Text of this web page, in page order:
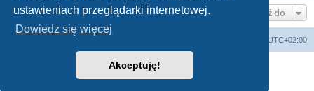
ustawieniach przeglądarki internetowej.
Dowiedz się więcej
Akceptuję!
Przejdź do
UTC+02:00
Technologię dostarczaphpBB® Forum Software © phpBB Limited
Polski pakiet językowy dostarcza